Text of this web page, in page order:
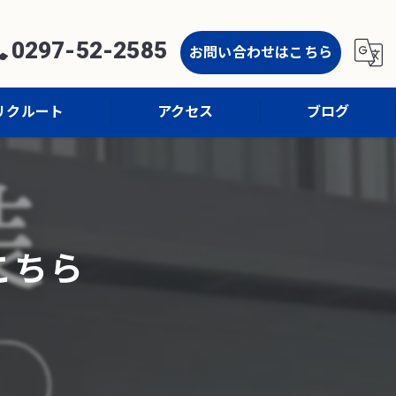
0297-52-2585 お問い合わせはこちら
クルート アクセス ブログ
ら